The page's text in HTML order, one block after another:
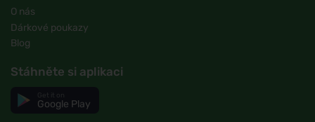
O nás
Dárkové poukazy
Blog
Stáhněte si aplikaci
Google Play